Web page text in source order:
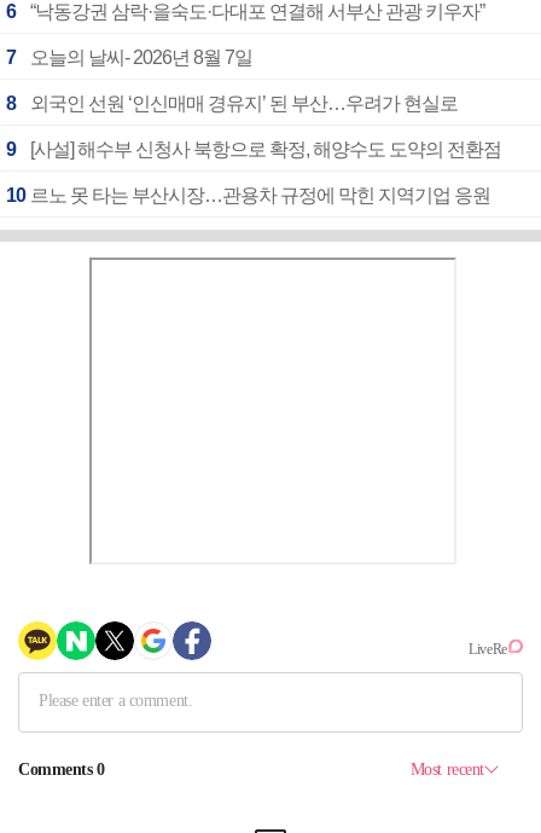
6 “낙동강권 삼락·을숙도·다대포 연결해 서부산 관광 키우자”
7 오늘의 날씨- 2026년 8월 7일
8 외국인 선원 ‘인신매매 경유지’ 된 부산…우려가 현실로
9 [사설] 해수부 신청사 북항으로 확정, 해양수도 도약의 전환점
10 르노 못 타는 부산시장…관용차 규정에 막힌 지역기업 응원